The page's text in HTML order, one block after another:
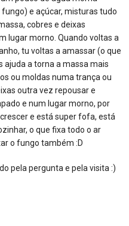
e açúcar, misturas tudo
cobres e deixas
lugar morno. Quando voltas a
tu voltas a amassar (o que
ajuda a torna a massa mais
ou moldas numa trança ou
outra vez repousar e
e num lugar morno, por
e está super fofa, está
o que fixa todo o ar
o fungo também :D
pela pergunta e pela visita :)